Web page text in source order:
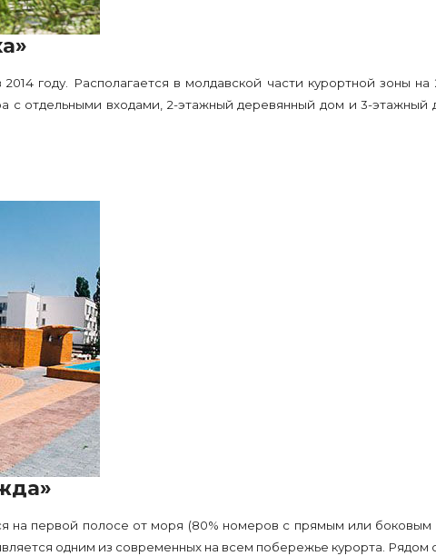
году. Располагается в молдавской части курортной зоны
с отдельными входами, 2-этажный деревянный дом и 3-
на первой полосе от моря (80% номеров с прямым или
одним из современных на всем побережье курорта. Рядом